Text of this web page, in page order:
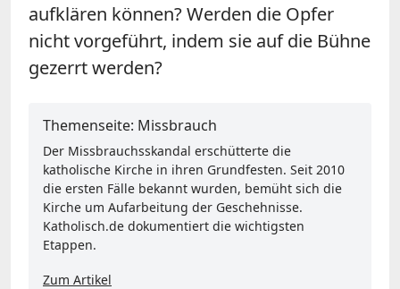
aufklären können? Werden die Opfer
nicht vorgeführt, indem sie auf die Bühne
gezerrt werden?
Themenseite: Missbrauch
Der Missbrauchsskandal erschütterte die
katholische Kirche in ihren Grundfesten. Seit 2010
die ersten Fälle bekannt wurden, bemüht sich die
Kirche um Aufarbeitung der Geschehnisse.
Katholisch.de dokumentiert die wichtigsten
Etappen.
Zum Artikel